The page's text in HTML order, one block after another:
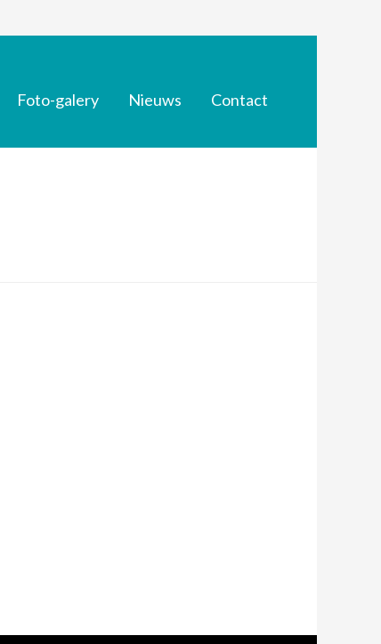
Foto-galery Nieuws Contact